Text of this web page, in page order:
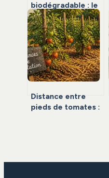
biodégradable : le
guide pour un sol
fertile sans
plastique
Distance entre
pieds de tomates :